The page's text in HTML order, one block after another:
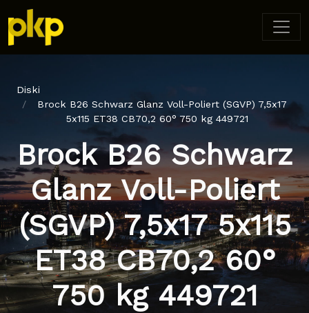
Diski
Brock B26 Schwarz Glanz Voll-Poliert (SGVP) 7,5x17
5x115 ET38 CB70,2 60° 750 kg 449721
Brock B26 Schwarz
Glanz Voll-Poliert
(SGVP) 7,5x17 5x115
ET38 CB70,2 60°
750 kg 449721